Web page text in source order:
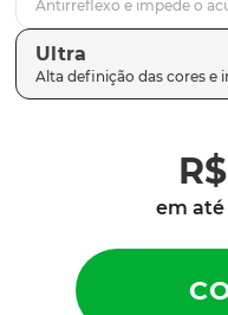
Ultra
R$
em até